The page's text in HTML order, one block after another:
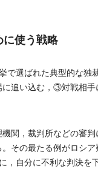
に使う戦略
選ばれた典型的な独
追い込む，③対戦相手
関，裁判所などの審
その最たる例がロシ
，自分に不利な判決